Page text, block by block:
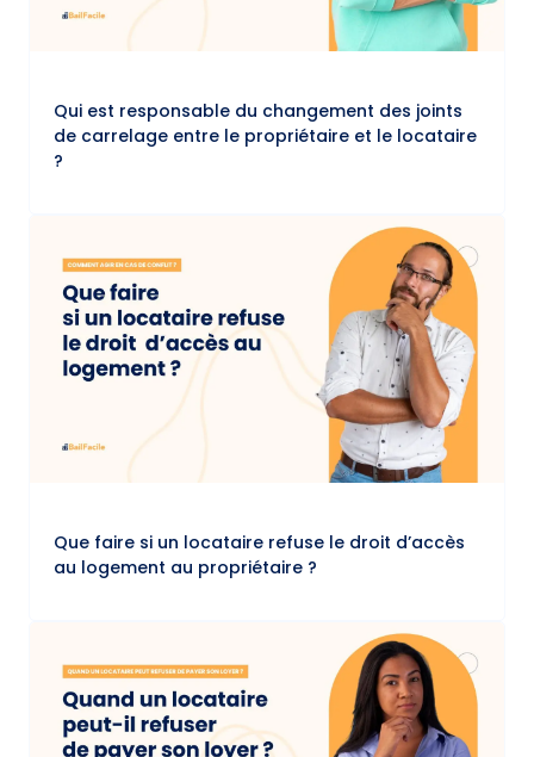
Qui est responsable du changement des joints
de carrelage entre le propriétaire et le locataire
?
Que faire si un locataire refuse le droit d’accès
au logement au propriétaire ?